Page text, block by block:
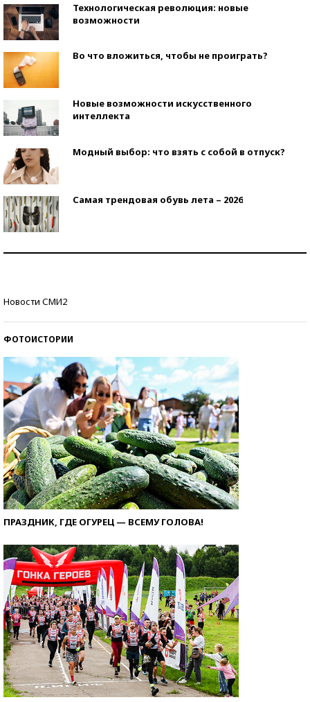
Технологическая революция: новые
возможности
Во что вложиться, чтобы не проиграть?
Новые возможности искусственного
интеллекта
Модный выбор: что взять с собой в отпуск?
Самая трендовая обувь лета – 2026
Новости СМИ2
ФОТОИСТОРИИ
ПРАЗДНИК, ГДЕ ОГУРЕЦ — ВСЕМУ ГОЛОВА!